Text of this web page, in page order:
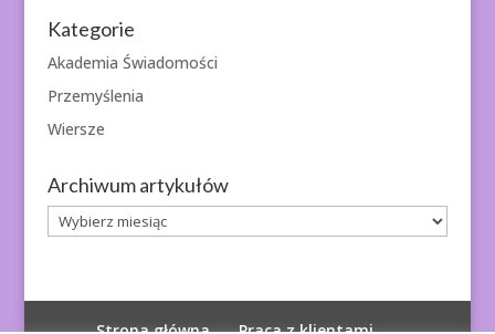
Kategorie
Akademia Świadomości
Przemyślenia
Wiersze
Archiwum artykułów
Archiwum
artykułów